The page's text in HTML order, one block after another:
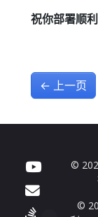
祝你部署顺利
← 上一页
©
©